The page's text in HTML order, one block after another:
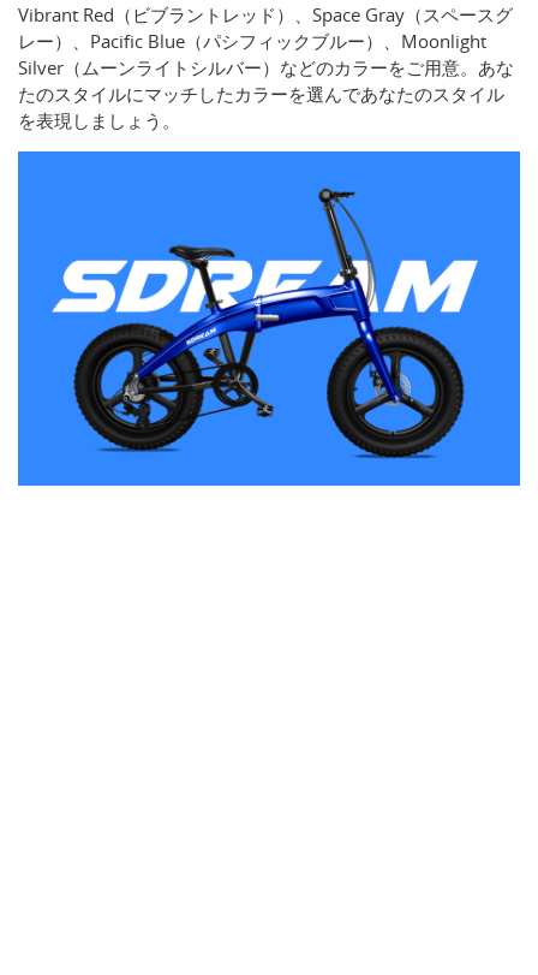
Vibrant Red（ビブラントレッド）、Space Gray（スペースグ
レー）、Pacific Blue（パシフィックブルー）、Moonlight
Silver（ムーンライトシルバー）などのカラーをご用意。あな
たのスタイルにマッチしたカラーを選んであなたのスタイル
を表現しましょう。